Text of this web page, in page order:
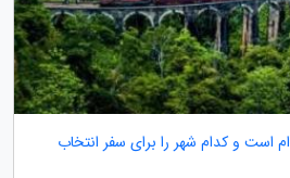
است و کدام شهر را برای سفر انتخاب